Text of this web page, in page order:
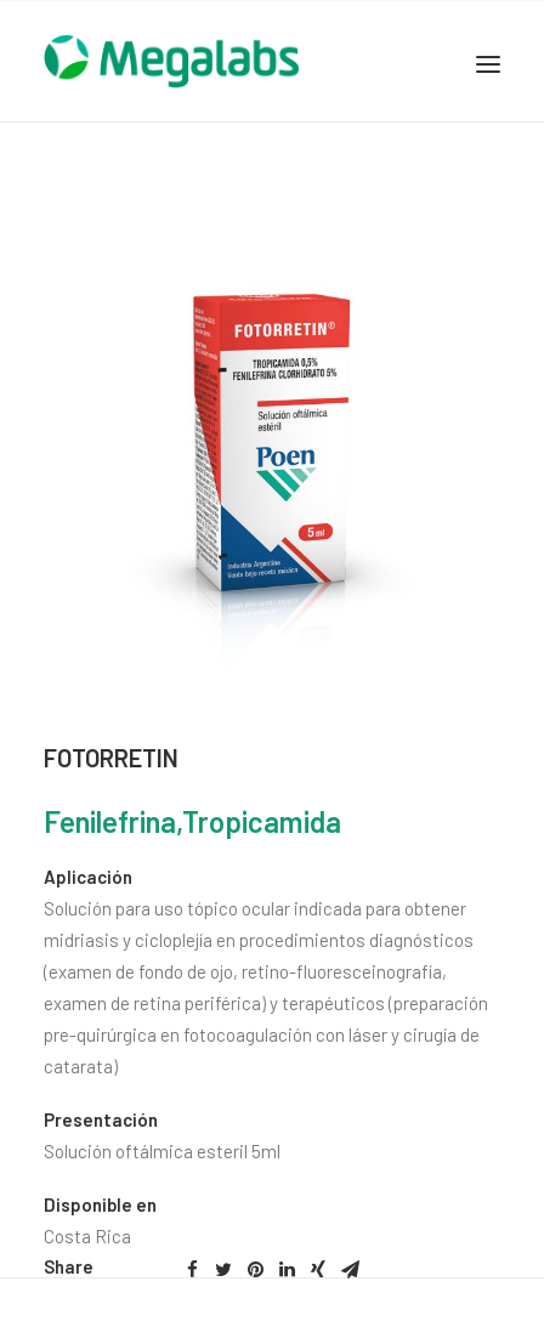
SEGURIDAD Y RESPALDO
TRABAJAR EN MEGALABS
FOTORRETIN
Fenilefrina,Tropicamida
Aplicación
Solución para uso tópico ocular indicada para obtener
midriasis y cicloplejía en procedimientos diagnósticos
(examen de fondo de ojo, retino-fluoresceinografía,
examen de retina periférica) y terapéuticos (preparación
pre-quirúrgica en fotocoagulación con láser y cirugía de
catarata)
Presentación
Solución oftálmica esteril 5ml
Disponible en
Costa Rica
Share